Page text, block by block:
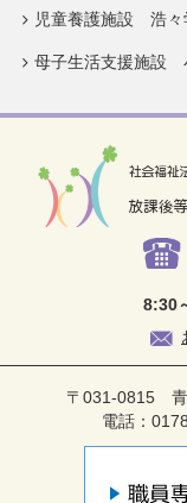
児童養護施設 浩々
母子生活支援施設
8:30
〒031-0815 青
電話：